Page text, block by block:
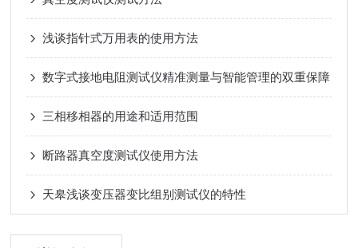
浅谈指针式万用表的使用方法
数字式接地电阻测试仪精准测量与智能管理的双重保障
三相移相器的用途和适用范围
断路器真空度测试仪使用方法
天皋浅谈变压器变比组别测试仪的特性